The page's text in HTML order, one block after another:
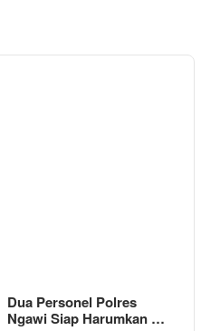
Dua Personel Polres
Ngawi Siap Harumkan …